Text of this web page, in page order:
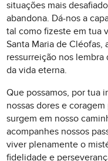
situações mais
abandona. Dá-nos a
tal como fizeste em tua
Santa Maria de Cléofas,
ressurreição nos lembra
da vida eterna.
Que possamos, por tua
nossas dores e
surgem em nosso
acompanhes nossos
viver plenamente o
fidelidade e